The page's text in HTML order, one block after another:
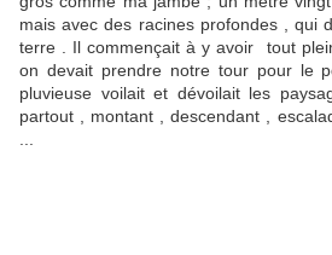
mais avec des racines profondes , qui
terre . Il commençait à y avoir tout
on devait prendre notre tour pour le
pluvieuse voilait et dévoilait les
partout , montant , descendant ,